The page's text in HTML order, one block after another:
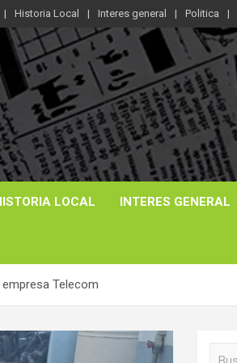
Historia Local Interes general Politica
LOCAL INTERES GENERAL
Telecom